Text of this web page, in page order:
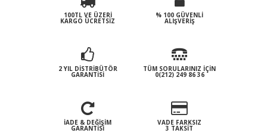
100TL VE ÜZERI
KARGO ÜCRETSIZ
% 100 GÜVENLI
ALIŞVERIŞ
2 YIL DISTRIBÜTÖR
GARANTISI
TÜM SORULARINIZ İÇIN
0(212) 249 86 36
İADE & DEĞIŞIM
GARANTISI
VADE FARKSIZ
3 TAKSIT